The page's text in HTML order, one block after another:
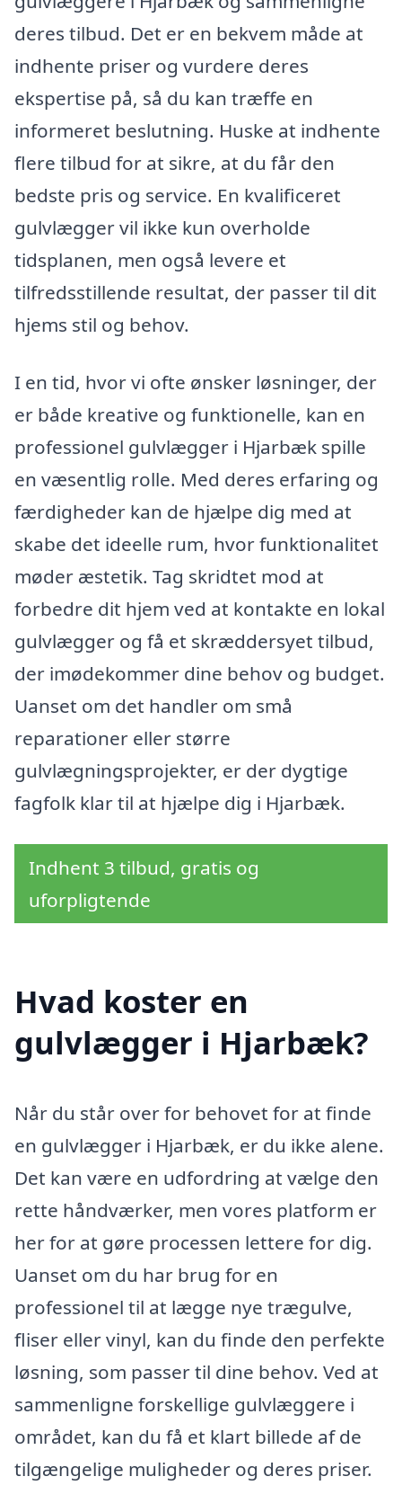
deres tilbud. Det er en bekvem måde at
indhente priser og vurdere deres
ekspertise på, så du kan træffe en
informeret beslutning. Huske at indhente
flere tilbud for at sikre, at du får den
bedste pris og service. En kvalificeret
gulvlægger vil ikke kun overholde
tidsplanen, men også levere et
tilfredsstillende resultat, der passer til dit
hjems stil og behov.
I en tid, hvor vi ofte ønsker løsninger, der
er både kreative og funktionelle, kan en
professionel gulvlægger i Hjarbæk spille
en væsentlig rolle. Med deres erfaring og
færdigheder kan de hjælpe dig med at
skabe det ideelle rum, hvor funktionalitet
møder æstetik. Tag skridtet mod at
forbedre dit hjem ved at kontakte en lokal
gulvlægger og få et skræddersyet tilbud,
der imødekommer dine behov og budget.
Uanset om det handler om små
reparationer eller større
gulvlægningsprojekter, er der dygtige
fagfolk klar til at hjælpe dig i Hjarbæk.
Indhent 3 tilbud, gratis og
uforpligtende
Hvad koster en
gulvlægger i Hjarbæk?
Når du står over for behovet for at finde
en gulvlægger i Hjarbæk, er du ikke alene.
Det kan være en udfordring at vælge den
rette håndværker, men vores platform er
her for at gøre processen lettere for dig.
Uanset om du har brug for en
professionel til at lægge nye trægulve,
fliser eller vinyl, kan du finde den perfekte
løsning, som passer til dine behov. Ved at
sammenligne forskellige gulvlæggere i
området, kan du få et klart billede af de
tilgængelige muligheder og deres priser.